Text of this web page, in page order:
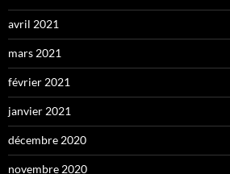
avril 2021
mars 2021
février 2021
janvier 2021
décembre 2020
novembre 2020